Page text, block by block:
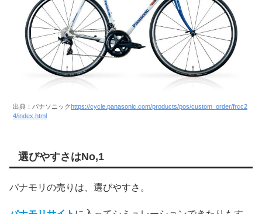
出典：パナソニック https://cycle.panasonic.com/products/pos/custom_order/frcc2
4/index.html
選びやすさはNo,1
パナモリの売りは、選びやすさ。